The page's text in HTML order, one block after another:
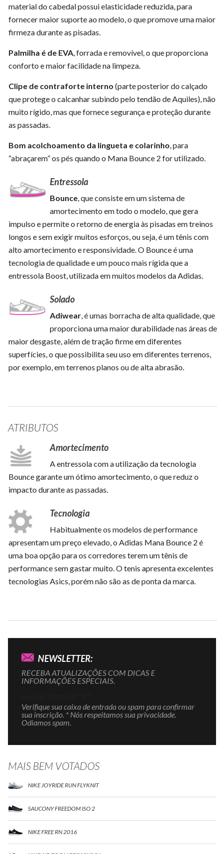
material do cabedal possui elasticidade reduzida, para
fornecer maior suporte ao modelo, o que promove uma maior
firmeza durante as pisadas.
Palmilha é de EVA, forrada e removível, o que proporciona
conforto e maior facilidade na limpeza.
Clipe de contraforte interno (parte posterior do calçado
que protege o calcanhar subindo pelo tendão de Aquiles), não
muito rígido, mas que fornece segurança e proteção durante
as passadas.
Bom acolchoamento da lingueta e colarinho, para
“abraçarem” os pés quando o Mana Bounce 2 for utilizado.
Entressola
Bounce, que consiste em um sistema de
amortecimento em todo o modelo, que gera
impulso e permite o retorno de energia às pisadas em treinos
longos e sem exigir muitos esforços, ou seja, é um tênis com
alto amortecimento e responsividade. O Bounce é uma
tecnologia de qualidade e um pouco mais rígida que a
entressola Boost, utilizada em muitos modelos da Adidas.
Solado
Adiwear, é umas borracha de alta qualidade, que
proporciona uma maior durabilidade nas áreas de
maior desgaste, além de tração firme em diferentes
superfícies, o que possibilita seu uso em diferentes terrenos,
por exemplo, em terrenos planos ou de alta abrasão.
ATRIBUTOS
Amortecimento
A entressola com a utilização da tecnologia
Bounce garante um ótimo amortecimento, o que reduz o
impacto durante as passadas.
Tecnologia
Habitualmente os modelos de performance
apresentam um preço elevado, o Adidas Mana Bounce 2 é
uma boa opção para os corredores terem um tênis de
performance sem gastar muito. O tenis apresenta excelentes
tecnologias Asics, porém não são as de ponta da marca.
NEWSLETTER:
RECEBA ATUALIZAÇÕES COM DICAS E
INFORMAÇÕES ESPECIAIS.
Verifique sua caixa de entrada ou spam para confirmar
sua inscrição. * Nós respeitamos sua privacidade.
Odiamos spam.
MAIS BEM VOTADOS
NIKE JOYRIDE RUN FLYKNIT
SAUCONY FREEDOM ISO 2
NIKE FREE RN 2016